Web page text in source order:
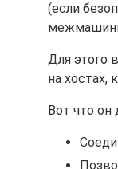
(если
Для этого
на
Вот что он